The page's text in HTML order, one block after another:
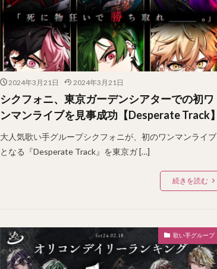
2024年3月21日 2024年3月21日
シクフォニ、東京ガーデンシアターでの初ワ
ンマンライブを見事成功【Desperate Track】
大人気歌い手グループシクフォニが、初のワンマンライブ
となる『Desperate Track』を東京ガ […]
続きを読む
歌い手グループ